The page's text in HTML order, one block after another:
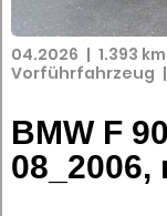
04.2026 | 1.393 km
Vorführfahrzeug |
BMW F